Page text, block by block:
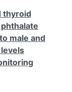
thyroid
male and